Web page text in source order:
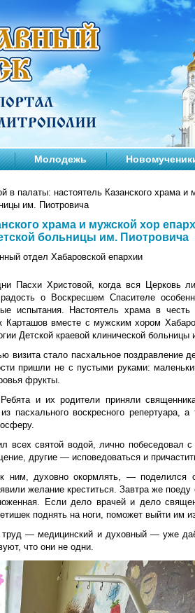
Молодежь
в палаты: настоятель Казанского храма и
им. Пиотровича
храма и мужской хор
больницы им. Пиотровича
отдел Хабаровской епархии
Пасхи Христовой, когда вся Церковь
о Воскресшем Спасителе
испытания. Настоятель храма в
Карташов вместе с мужским хором
Детской краевой клинической
визита стало пасхальное поздравление
пришли не с пустыми руками:
фрукты.
и их родители приняли
пасхального воскресного репертуара,
всех святой водой, лично побеседовал
другие — исповедоваться и
ним, духовно окормлять, — поделился
желание креститься. Завтра же поеду
Если дело врачей и дело
поднять на ноги, поможет выйти им
труд — медицинский и духовный — уже
что они не одни.